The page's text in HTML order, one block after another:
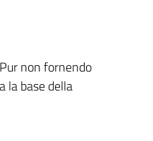
non fornendo
la base della